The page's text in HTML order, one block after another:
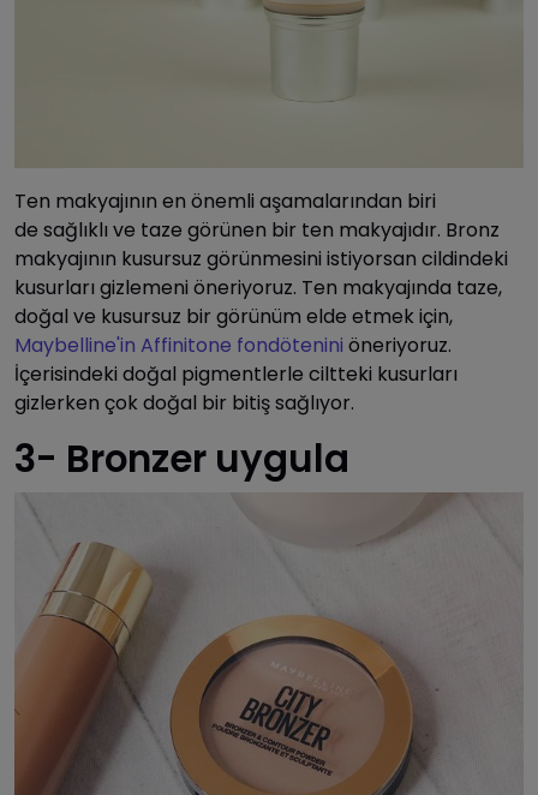
Ten makyajının en önemli aşamalarından biri
de sağlıklı ve taze görünen bir ten makyajıdır. Bronz
makyajının kusursuz görünmesini istiyorsan cildindeki
kusurları gizlemeni öneriyoruz. Ten makyajında taze,
doğal ve kusursuz bir görünüm elde etmek için,
Maybelline'in Affinitone fondötenini öneriyoruz.
İçerisindeki doğal pigmentlerle ciltteki kusurları
gizlerken çok doğal bir bitiş sağlıyor.
3- Bronzer uygula